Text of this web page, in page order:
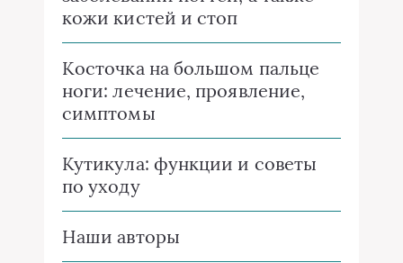
кожи кистей и стоп
Косточка на большом пальце
ноги: лечение, проявление,
симптомы
Кутикула: функции и советы
по уходу
Наши авторы